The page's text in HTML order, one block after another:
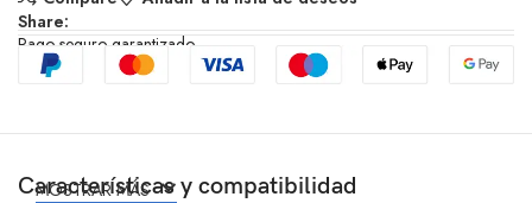
Share:
Pago seguro garantizado
Características y compatibilidad
MOSTRAR MÁS